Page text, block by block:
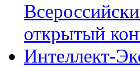
открытый
Интеллект-